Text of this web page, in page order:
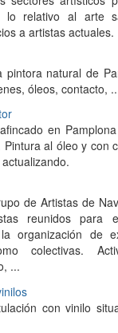
lo relativo al arte
a artistas actuales.
pintora natural de
óleos, contacto,
en
al óleo y con
de Artistas de
reunidos para
organización de
colectivas.
...
con vinilo